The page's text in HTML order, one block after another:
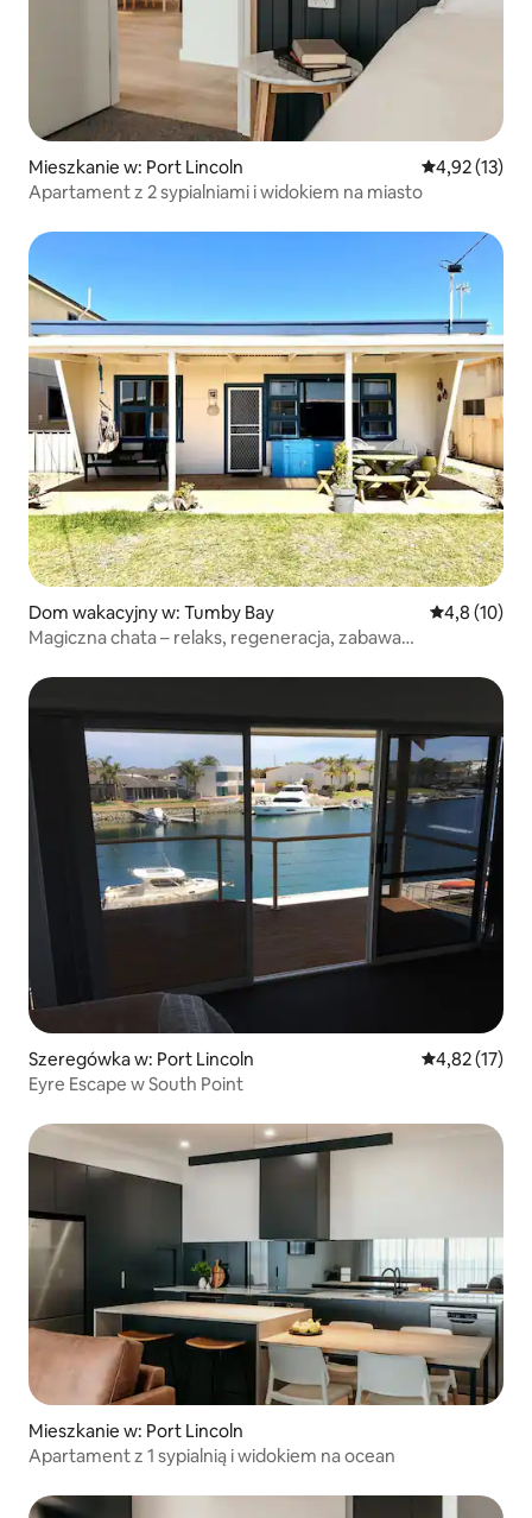
Mieszkanie w: Port Lincoln Średnia
4,92 (13)
Apartament z 2 sypialniami i widokiem na miasto
Dom wakacyjny w: Tumby Bay Średnia
4,8 (10)
Magiczna chata – relaks, regeneracja, zabawa
Szeregówka w: Port Lincoln Średnia
4,82 (17)
Eyre Escape w South Point
Mieszkanie w: Port Lincoln
Apartament z 1 sypialnią i widokiem na ocean